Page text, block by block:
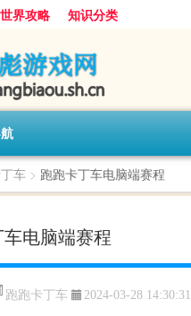
界攻略 知识分类
车 > 跑跑卡丁车电脑端赛程
电脑端赛程
跑跑卡丁车 2024-03-28 14:30:31